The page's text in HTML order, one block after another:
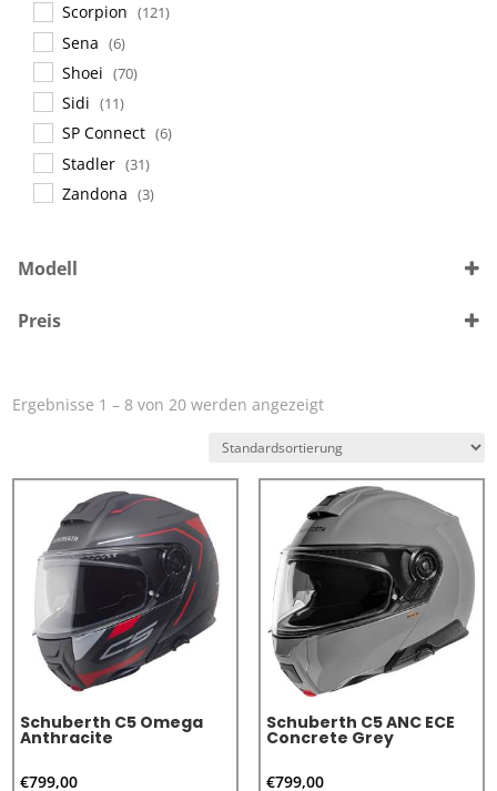
Scorpion (121)
Sena (6)
Shoei (70)
Sidi (11)
SP Connect (6)
Stadler (31)
Zandona (3)
Modell
Preis
Ergebnisse 1 – 16 von 20 werden angezeigt
Schuberth C5 Omega
Anthracite
€799,00
Schuberth C5 ANC ECE
Concrete Grey
€799,00